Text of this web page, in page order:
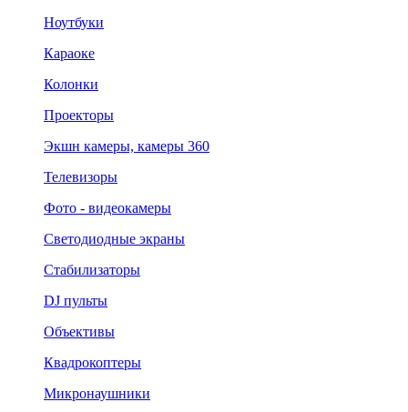
Ноутбуки
Караоке
Колонки
Проекторы
Экшн камеры, камеры 360
Телевизоры
Фото - видеокамеры
Светодиодные экраны
Стабилизаторы
DJ пульты
Объективы
Квадрокоптеры
Микронаушники